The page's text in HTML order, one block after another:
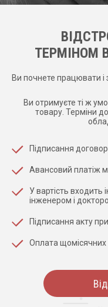
ТЕРМІНОМ
Ви почнете працювати
Ви отримуєте ті ж
товару. Терміни
Підписання
Авансовий платіж
У вартість входить
інженером і
Підписання акту
Оплата щомісячних